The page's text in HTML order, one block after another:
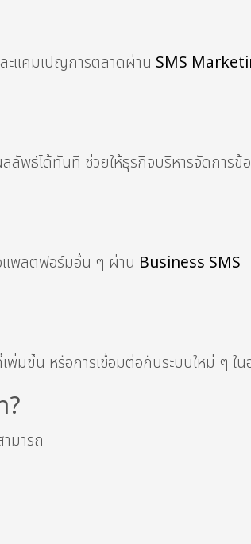
ะแคมเปญการตลาดผ่าน SMS
ลัพธ์ได้ทันที ช่วยให้ธุรกิจบริหารจัดการข้
แพลตฟอร์มอื่น ๆ ผ่าน Business SMS
มขึ้น หรือการเชื่อมต่อกับระบบใหม่ ๆ ใ
มารถ